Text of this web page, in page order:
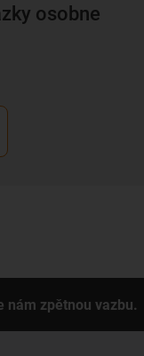
osobne
nám zpětnou vazbu.